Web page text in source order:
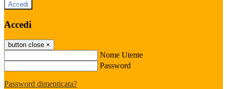
Accedi
Accedi
button close ×
Nome Utente
Password
Password dimenticata?